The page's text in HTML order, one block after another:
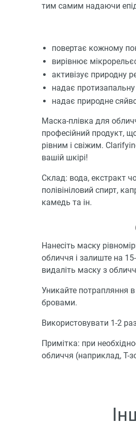
тим самим надаючи
повертає кожному
вирівнює
активізує природну
надає
надає природне
Маска-плівка для
професійний продукт,
рівним і свіжим.
вашій шкірі!
Склад: вода, екстракт
полівініловий спирт,
камедь та ін.
Нанесіть маску
обличчя і залиште на
видаліть маску з
Уникайте потрапляння
бровами.
Використовувати 1-2
Примітка: при
обличчя (наприклад, Т-